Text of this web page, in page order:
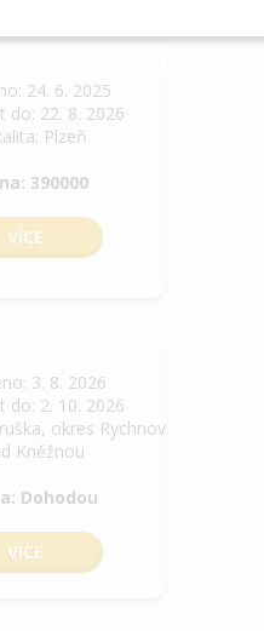
24. 6. 2025
do: 22. 8. 2026
Plzeň
390000
VÍCE
3. 8. 2026
do: 2. 10. 2026
okres Rychnov
Kněžnou
Dohodou
VÍCE